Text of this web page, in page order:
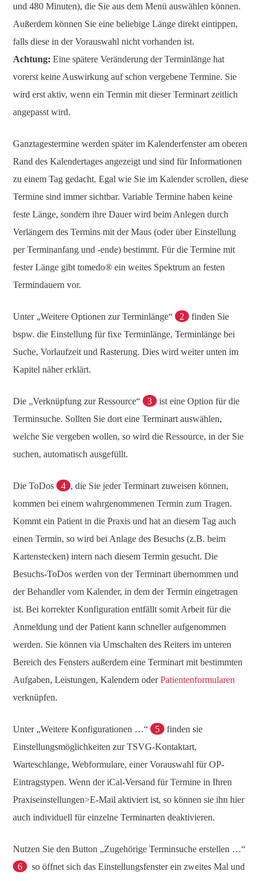
und 480 Minuten), die Sie aus dem Menü auswählen können.
Außerdem können Sie eine beliebige Länge direkt eintippen,
falls diese in der Vorauswahl nicht vorhanden ist.
Achtung: Eine spätere Veränderung der Terminlänge hat
vorerst keine Auswirkung auf schon vergebene Termine. Sie
wird erst aktiv, wenn ein Termin mit dieser Terminart zeitlich
angepasst wird.
Ganztagestermine werden später im Kalenderfenster am oberen
Rand des Kalendertages angezeigt und sind für Informationen
zu einem Tag gedacht. Egal wie Sie im Kalender scrollen, diese
Termine sind immer sichtbar. Variable Termine haben keine
feste Länge, sondern ihre Dauer wird beim Anlegen durch
Verlängern des Termins mit der Maus (oder über Einstellung
per Terminanfang und -ende) bestimmt. Für die Termine mit
fester Länge gibt tomedo® ein weites Spektrum an festen
Termindauern vor.
Unter „Weitere Optionen zur Terminlänge“ 2
finden Sie
bspw. die Einstellung für fixe Terminlänge, Terminlänge bei
Suche, Vorlaufzeit und Rasterung. Dies wird weiter unten im
Kapitel näher erklärt.
Die „Verknüpfung zur Ressource“ 3
ist eine Option für die
Terminsuche. Sollten Sie dort eine Terminart auswählen,
welche Sie vergeben wollen, so wird die Ressource, in der Sie
suchen, automatisch ausgefüllt.
Die ToDos 4 , die Sie jeder Terminart zuweisen können,
kommen bei einem wahrgenommenen Termin zum Tragen.
Kommt ein Patient in die Praxis und hat an diesem Tag auch
einen Termin, so wird bei Anlage des Besuchs (z.B. beim
Kartenstecken) intern nach diesem Termin gesucht. Die
Besuchs-ToDos werden von der Terminart übernommen und
der Behandler vom Kalender, in dem der Termin eingetragen
ist. Bei korrekter Konfiguration entfällt somit Arbeit für die
Anmeldung und der Patient kann schneller aufgenommen
werden. Sie können via Umschalten des Reiters im unteren
Bereich des Fensters außerdem eine Terminart mit bestimmten
Aufgaben, Leistungen, Kalendern oderPatientenformularen
verknüpfen.
Unter „Weitere Konfigurationen …“ 5
finden sie
Einstellungsmöglichkeiten zur TSVG-Kontaktart,
Warteschlange, Webformulare, einer Vorauswahl für OP-
Eintragstypen. Wenn der iCal-Versand für Termine in Ihren
Praxiseinstellungen>E-Mail aktiviert ist, so können sie ihn hier
auch individuell für einzelne Terminarten deaktivieren.
Nutzen Sie den Button „Zugehörige Terminsuche erstellen …“
6
so öffnet sich das Einstellungsfenster ein zweites Mal und